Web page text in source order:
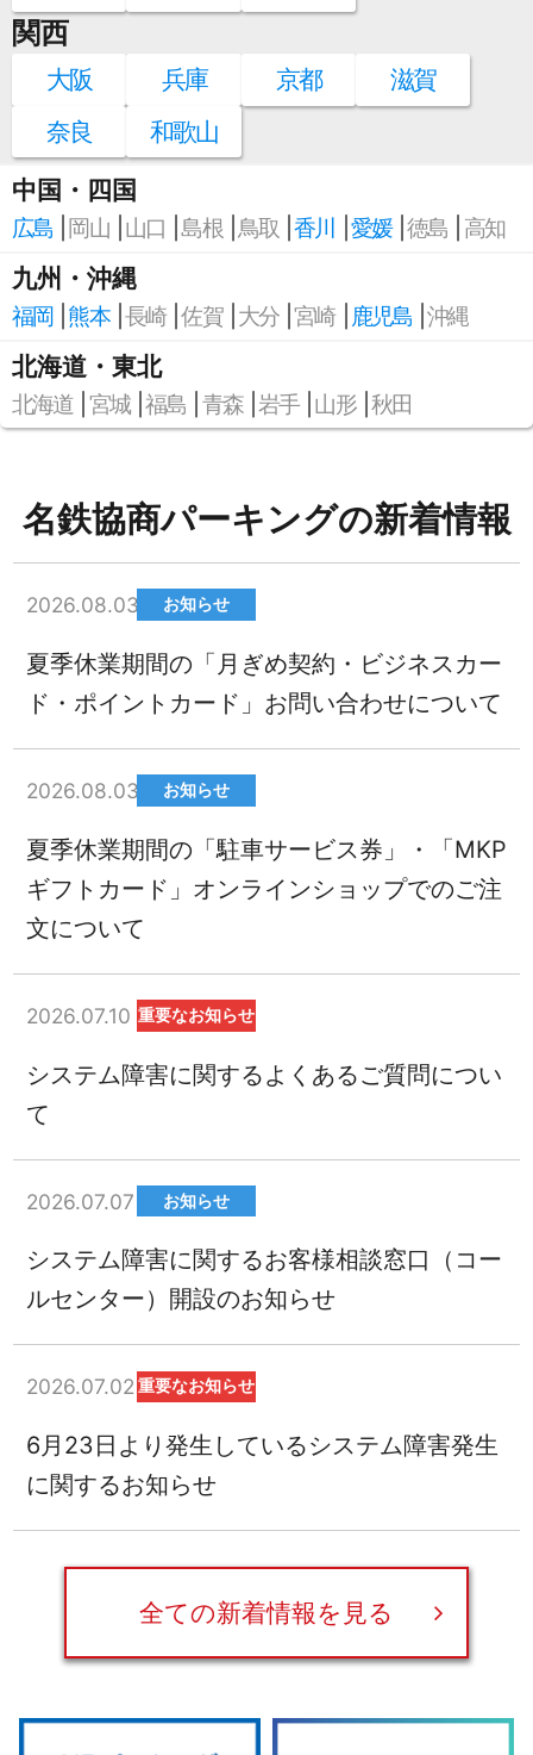
関西
大阪 兵庫 京都
滋賀
奈良
和歌山
中国・四国
広島 岡山 山口 島根 鳥取 香川 愛媛 徳島 高知
九州・沖縄
福岡 熊本 長崎 佐賀 大分 宮崎 鹿児島 沖縄
北海道・東北
北海道 宮城 福島 青森 岩手 山形 秋田
名鉄協商パーキングの新着情報
2026.08.03 お知らせ
夏季休業期間の「月ぎめ契約・ビジネスカー
ド・ポイントカード」お問い合わせについて
2026.08.03 お知らせ
夏季休業期間の「駐車サービス券」・「MKP
ギフトカード」オンラインショップでのご注
文について
2026.07.10 重要なお知らせ
システム障害に関するよくあるご質問につい
て
2026.07.07 お知らせ
システム障害に関するお客様相談窓口（コー
ルセンター）開設のお知らせ
2026.07.02 重要なお知らせ
6月23日より発生しているシステム障害発生
に関するお知らせ
全ての新着情報を見る